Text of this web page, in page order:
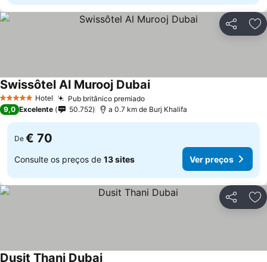
Partilhar
5 Estrelas Hotel Pub britânico premiadoVer preços
Swissôtel Al Murooj DubaiVer preços
9,0 Excelente 50.752 a 0.7 km de Burj Khalifa
De € 70
Consulte os preços de 13 sites Ver preços
Partilhar
Dusit Thani Dubai